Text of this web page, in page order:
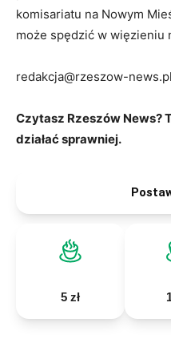
komisariatu na Nowym
może spędzić w więzieniu
redakcja@rzeszow-news.pl
Czytasz Rzeszów News?
działać sprawniej.
5 zł